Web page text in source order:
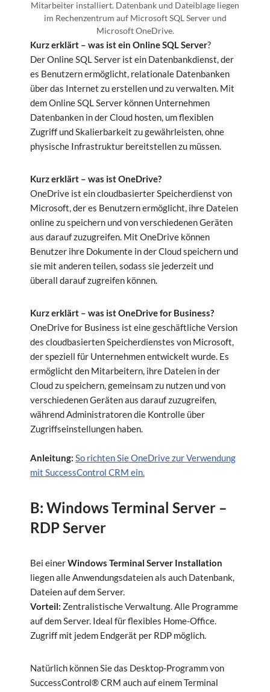
Mitarbeiter installiert. Datenbank und Dateiblage liegen
im Rechenzentrum auf Microsoft SQL Server und
Microsoft OneDrive.
Kurz erklärt – was ist ein Online SQL Server?
Der Online SQL Server ist ein Datenbankdienst, der
es Benutzern ermöglicht, relationale Datenbanken
über das Internet zu erstellen und zu verwalten. Mit
dem Online SQL Server können Unternehmen
Datenbanken in der Cloud hosten, um flexiblen
Zugriff und Skalierbarkeit zu gewährleisten, ohne
physische Infrastruktur bereitstellen zu müssen.
Kurz erklärt – was ist OneDrive?
OneDrive ist ein cloudbasierter Speicherdienst von
Microsoft, der es Benutzern ermöglicht, ihre Dateien
online zu speichern und von verschiedenen Geräten
aus darauf zuzugreifen. Mit OneDrive können
Benutzer ihre Dokumente in der Cloud speichern und
sie mit anderen teilen, sodass sie jederzeit und
überall darauf zugreifen können.
Kurz erklärt – was ist OneDrive for Business?
OneDrive for Business ist eine geschäftliche Version
des cloudbasierten Speicherdienstes von Microsoft,
der speziell für Unternehmen entwickelt wurde. Es
ermöglicht den Mitarbeitern, ihre Dateien in der
Cloud zu speichern, gemeinsam zu nutzen und von
verschiedenen Geräten aus darauf zuzugreifen,
während Administratoren die Kontrolle über
Zugriffseinstellungen haben.
Anleitung: So richten Sie OneDrive zur Verwendung
mit SuccessControl CRM ein.
B: Windows Terminal Server –
RDP Server
Bei einerWindows Terminal Server Installation
liegen alle Anwendungsdateien als auch Datenbank,
Dateien auf dem Server.
Vorteil: Zentralistische Verwaltung. Alle Programme
auf dem Server. Ideal für flexibles Home-Office.
Zugriff mit jedem Endgerät per RDP möglich.
Natürlich können Sie das Desktop-Programm von
SuccessControl® CRM auch auf einem Terminal